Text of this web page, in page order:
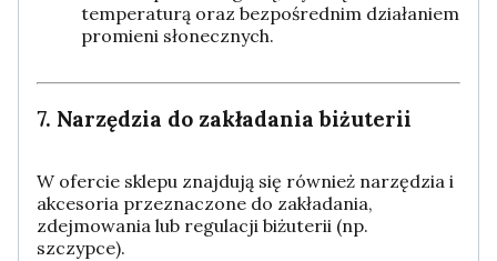
temperaturą oraz bezpośrednim działaniem
promieni słonecznych.
7. Narzędzia do zakładania biżuterii
W ofercie sklepu znajdują się również narzędzia i
akcesoria przeznaczone do zakładania,
zdejmowania lub regulacji biżuterii (np.
szczypce).